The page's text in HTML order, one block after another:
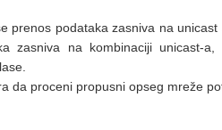
prenos podataka zasniva na
zasniva na kombinaciji unicast-
da proceni propusni opseg mreže